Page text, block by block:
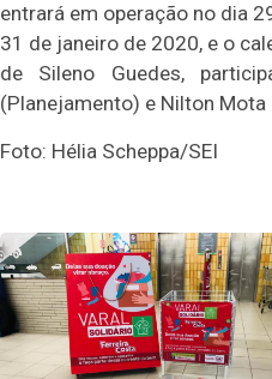
entrará em operação no dia
31 de janeiro de 2020, e o
de Sileno Guedes,
(Planejamento) e Nilton Mota
Foto: Hélia Scheppa/SEI